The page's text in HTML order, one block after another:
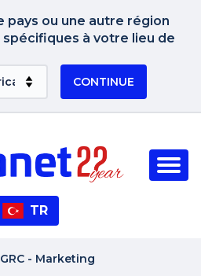
pays ou une autre région
à votre lieu de
CONTINUE
TR
GRC - Marketing